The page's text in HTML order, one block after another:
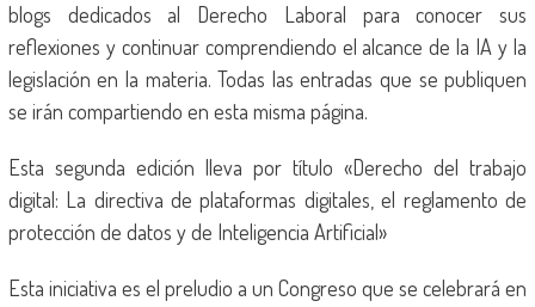
blogs dedicados al Derecho Laboral para conocer sus
reflexiones y continuar comprendiendo el alcance de la IA y la
legislación en la materia. Todas las entradas que se publiquen
se irán compartiendo en esta misma página.
Esta segunda edición lleva por título «Derecho del trabajo
digital: La directiva de plataformas digitales, el reglamento de
protección de datos y de Inteligencia Artificial»
Esta iniciativa es el preludio a un Congreso que se celebrará en